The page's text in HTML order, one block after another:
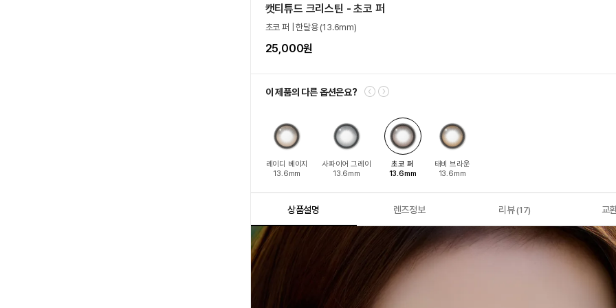
캣티튜드 크리스틴 - 초코 퍼
초코 퍼 | 한달용 (13.6mm)
25,000원
이 제품의 다른 옵션은요?
레이디 베이지
13.6mm
사파이어 그레이
13.6mm
초코 퍼
13.6mm
태비 브라운
13.6mm
상품설명 렌즈정보 리뷰(17) 교